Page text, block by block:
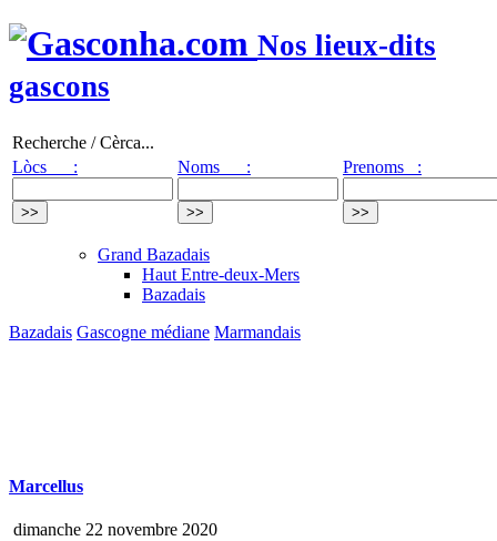
Nos lieux-dits
gascons
Recherche / Cèrca...
Lòcs :
Noms : Prenoms :
Grand Bazadais
Haut Entre-deux-Mers
Bazadais
Bazadais Gascogne médiane Marmandais
Marcellus
dimanche 22 novembre 2020